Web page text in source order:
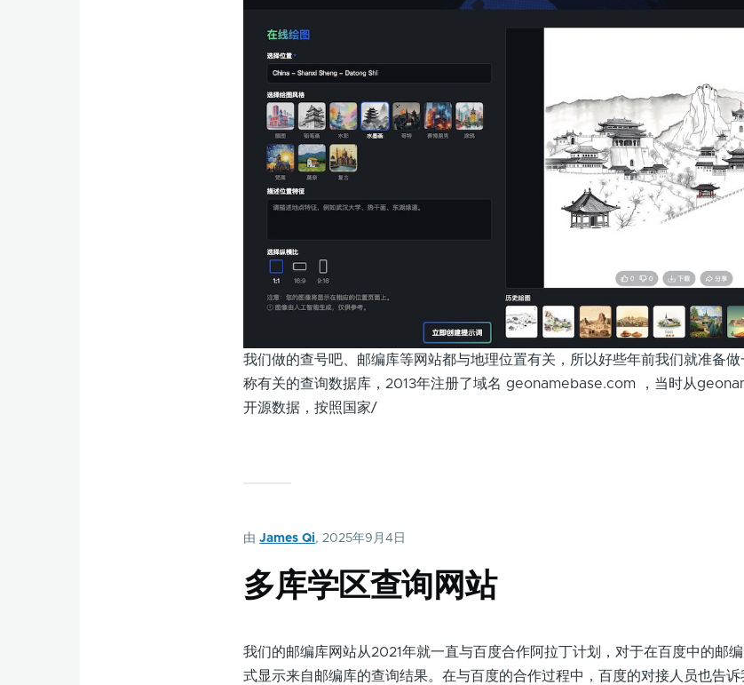
我们做的查号吧、邮编库等网站都与地理位置有关，所以好些年前我们就准备做
称有关的查询数据库，2013年注册了域名 geonamebase.com ，当时从
开源数据，按照国家/
由James Qi, 2025年9月4日
多库学区查询网站
我们的邮编库网站从2021年就一直与百度合作阿拉丁计划，对于在百度中的邮
式显示来自邮编库的查询结果。在与百度的合作过程中，百度的对接人员也告